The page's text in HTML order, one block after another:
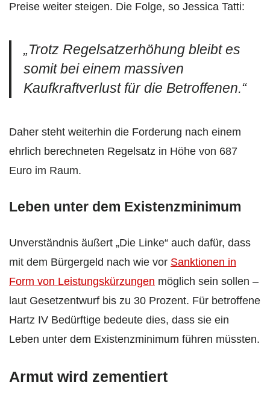
Preise weiter steigen. Die Folge, so Jessica Tatti:
„Trotz Regelsatzerhöhung bleibt es
somit bei einem massiven
Kaufkraftverlust für die Betroffenen.“
Daher steht weiterhin die Forderung nach einem
ehrlich berechneten Regelsatz in Höhe von 687
Euro im Raum.
Leben unter dem Existenzminimum
Unverständnis äußert „Die Linke“ auch dafür, dass
mit dem Bürgergeld nach wie vor Sanktionen in
Form von Leistungskürzungen möglich sein sollen –
laut Gesetzentwurf bis zu 30 Prozent. Für betroffene
Hartz IV Bedürftige bedeute dies, dass sie ein
Leben unter dem Existenzminimum führen müssten.
Armut wird zementiert